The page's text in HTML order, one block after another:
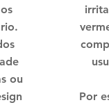
ou
​Por